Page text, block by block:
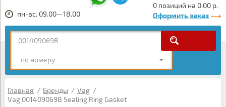
пн-вс. 09.00—18.00
0 позиций на 0.00 р.
Оформить заказ
по номеру
Главная / Бренды / Vag /
Vag 001409069B Sealing Ring Gasket